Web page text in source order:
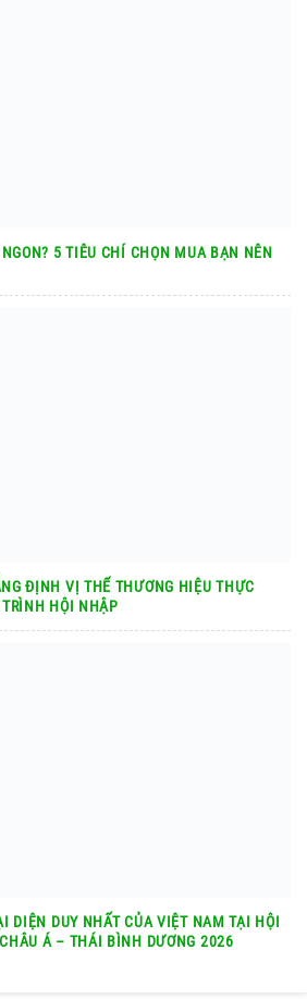
5 TIÊU CHÍ CHỌN MUA BẠN NÊN
ĐỊNH VỊ THẾ THƯƠNG HIỆU THỰC
HỘI NHẬP
DIỆN DUY NHẤT CỦA VIỆT NAM TẠI HỘI
Á – THÁI BÌNH DƯƠNG 2026